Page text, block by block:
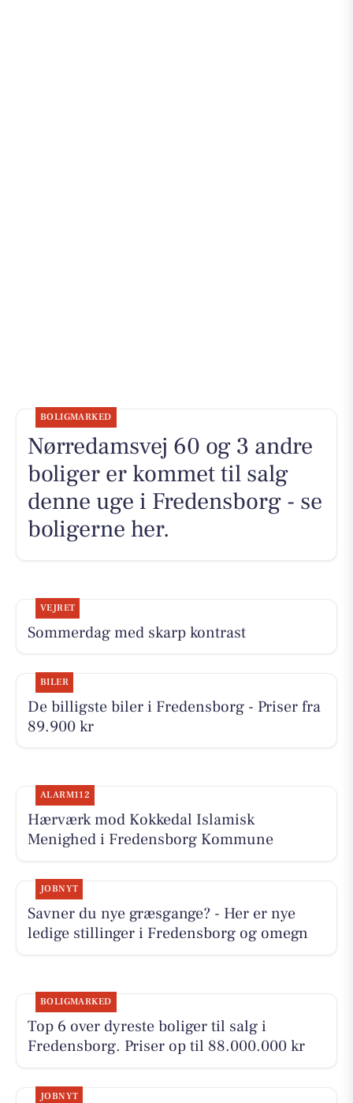
BOLIGMARKED
Nørredamsvej 60 og 3 andre
boliger er kommet til salg
denne uge i Fredensborg - se
boligerne her.
VEJRET
Sommerdag med skarp kontrast
BILER
De billigste biler i Fredensborg - Priser fra
89.900 kr
ALARM112
Hærværk mod Kokkedal Islamisk
Menighed i Fredensborg Kommune
JOBNYT
Savner du nye græsgange? - Her er nye
ledige stillinger i Fredensborg og omegn
BOLIGMARKED
Top 6 over dyreste boliger til salg i
Fredensborg. Priser op til 88.000.000 kr
JOBNYT